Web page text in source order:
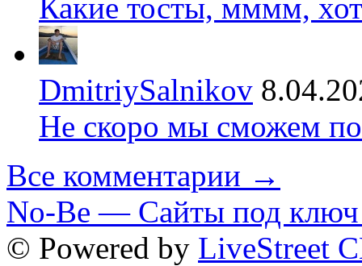
Какие тосты, мммм,
DmitriySalnikov
Не скоро мы сможем
Все комментарии →
No-Be — Сайты под ключ
© Powered by LiveStreet